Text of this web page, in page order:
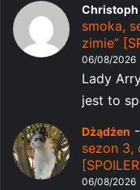
Christoph
smoka,
zimie”
06/08/2026
Lady
jest to
Dżądżen -
sezon 3,
06/08/2026